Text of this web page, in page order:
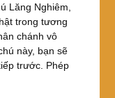
Lăng Nghiêm,
trong tương
chánh vô
này, bạn sẽ
trước. Phép